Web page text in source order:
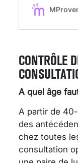
CONTRÔLE
A quel âge
A partir de
des
chez toutes
consultation